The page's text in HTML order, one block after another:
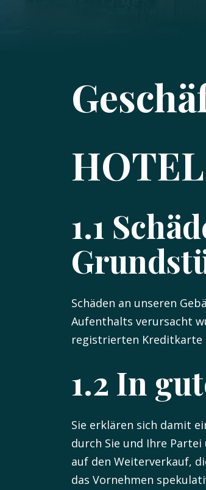
1.1
Schäden an unseren
Aufenthalts verursacht
registrierten Kreditkarte
1.2 In
Sie erklären sich damit
durch Sie und Ihre
auf den Weiterverkauf,
das Vornehmen